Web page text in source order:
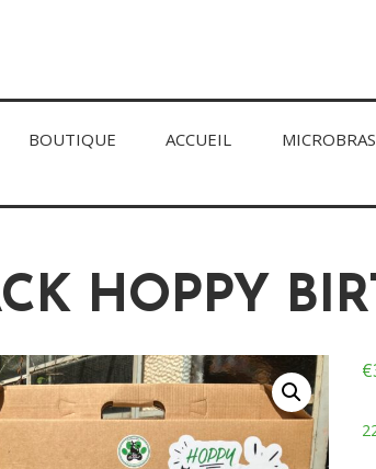
BOUTIQUE ACCUEIL
HOPPY
€